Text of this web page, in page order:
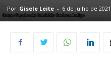
Por Gisele Leite - 6 de julho de 2021